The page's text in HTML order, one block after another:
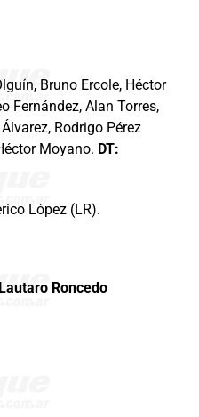
Bruno Ercole, Héctor
Fernández, Alan Torres,
Rodrigo Pérez
Moyano. DT:
López (LR).
Roncedo